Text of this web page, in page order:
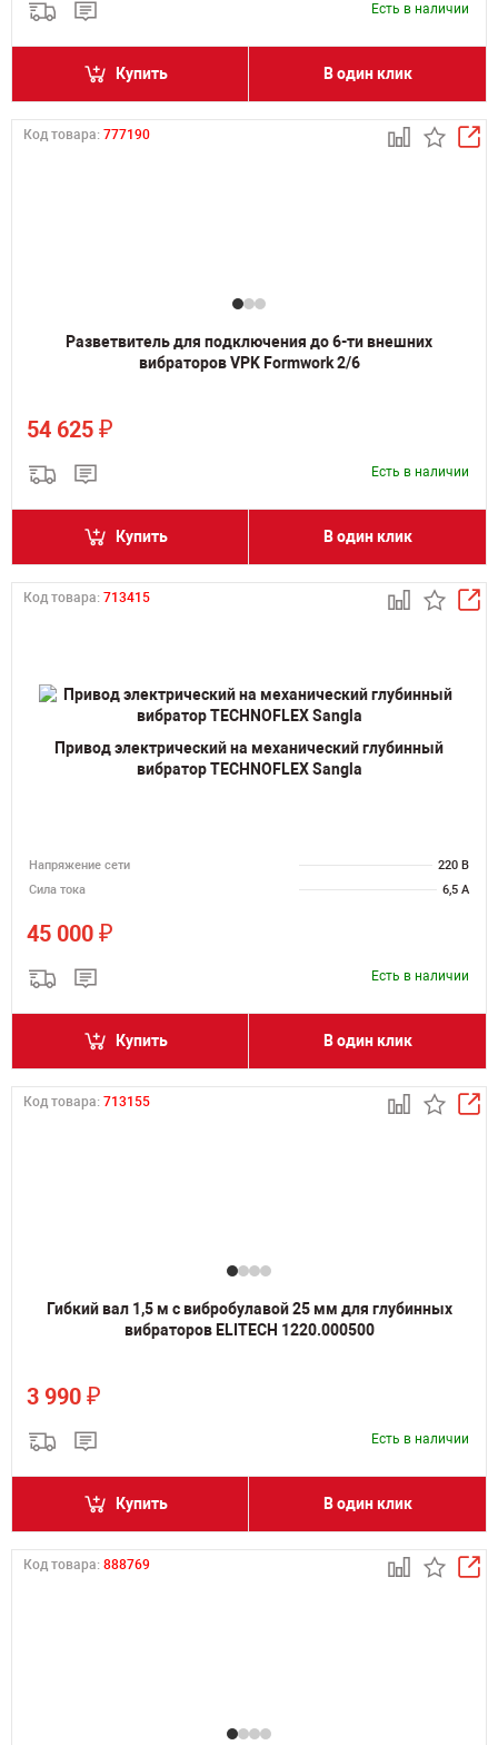
Есть в наличии
Купить В один клик
Код товара: 777190
Разветвитель для подключения до 6-ти внешних
вибраторов VPK Formwork 2/6
54 625 ₽
Есть в наличии
Купить В один клик
Код товара: 713415
Привод электрический на механический глубинный
вибратор TECHNOFLEX Sangla
Напряжение сети
220 В
Сила тока
6,5 А
45 000 ₽
Есть в наличии
Купить В один клик
Код товара: 713155
Гибкий вал 1,5 м с вибробулавой 25 мм для глубинных
вибраторов ELITECH 1220.000500
3 990 ₽
Есть в наличии
Купить В один клик
Код товара: 888769